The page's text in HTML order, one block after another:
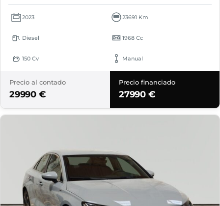
2023 23691 Km
Diesel 1968 Cc
150 Cv Manual
Precio financiado
27990 €
Precio al contado
29990 €